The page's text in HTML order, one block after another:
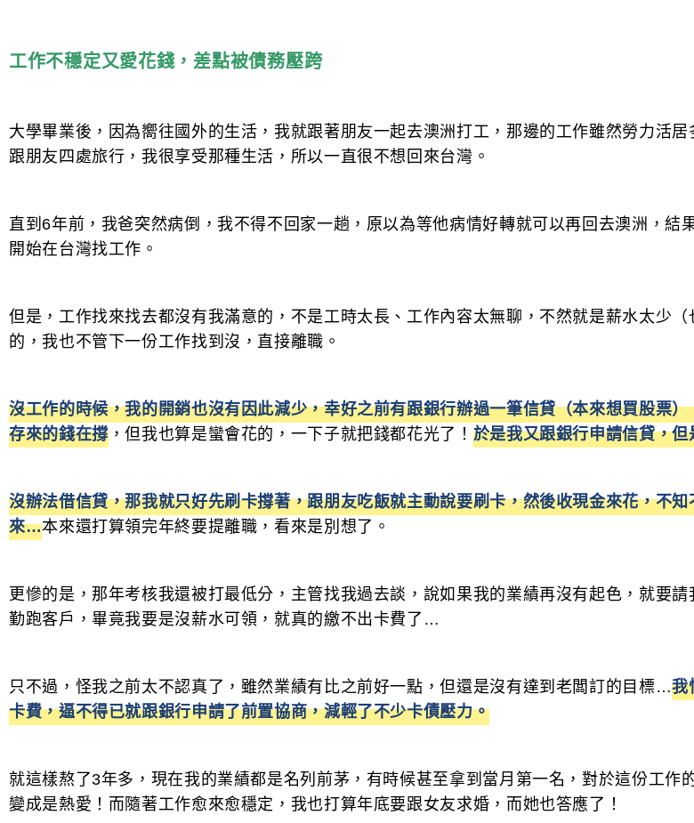
工作不穩定又愛花錢，差點被債務壓跨
大學畢業後，因為嚮往國外的生活，我就跟著朋友一起去澳洲打工，那邊的工作雖然勞力活
跟朋友四處旅行，我很享受那種生活，所以一直很不想回來台灣。
直到6年前，我爸突然病倒，我不得不回家一趟，原以為等他病情好轉就可以再回去澳洲，結
開始在台灣找工作。
但是，工作找來找去都沒有我滿意的，不是工時太長、工作內容太無聊，不然就是薪水太少
的，我也不管下一份工作找到沒，直接離職。
沒工作的時候，我的開銷也沒有因此減少，幸好之前有跟銀行辦過一筆信貸（本來想買股票
存來的錢在撐，但我也算是蠻會花的，一下子就把錢都花光了！ 於是我又跟銀行申請信貸，
沒辦法借信貸，那我就只好先刷卡撐著，跟朋友吃飯就主動說要刷卡，然後收現金來花，不
來…本來還打算領完年終要提離職，看來是別想了。
更慘的是，那年考核我還被打最低分，主管找我過去談，說如果我的業績再沒有起色，就要
勤跑客戶，畢竟我要是沒薪水可領，就真的繳不出卡費了…
只不過，怪我之前太不認真了，雖然業績有比之前好一點，但還是沒有達到老闆訂的目標…我
卡費，逼不得已就跟銀行申請了前置協商，減輕了不少卡債壓力。
就這樣熬了3年多，現在我的業績都是名列前茅，有時候甚至拿到當月第一名，對於這份工作
變成是熱愛！而隨著工作愈來愈穩定，我也打算年底要跟女友求婚，而她也答應了！